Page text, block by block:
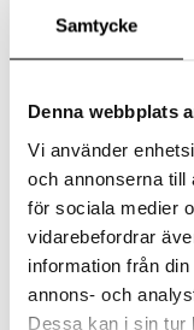
Samtycke
Denna webbplats
Vi använder
och annonserna till
för sociala medier
vidarebefordrar
information från
annons- och
Dessa kan i sin tur
populära
Gatto
fortsätter Flos
med nytänk,
Upplev en
Jönköping
Se allt från